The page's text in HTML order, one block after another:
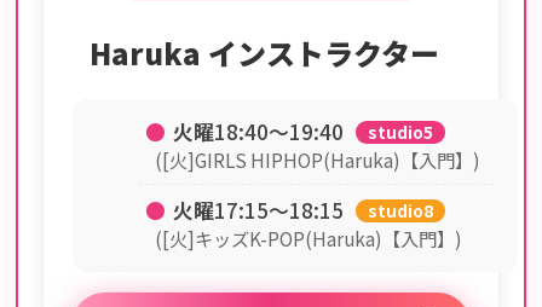
Haruka インストラクター
● 火曜18:40〜19:40 studio5
([火]GIRLS HIPHOP(Haruka)【入門】)
● 火曜17:15〜18:15 studio8
([火]キッズK-POP(Haruka)【入門】)